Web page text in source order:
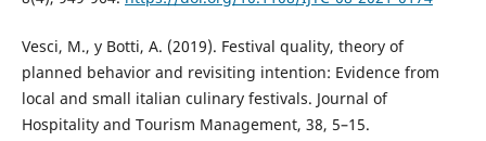
Vesci, M., y Botti, A. (2019). Festival quality, theory of
planned behavior and revisiting intention: Evidence from
local and small italian culinary festivals. Journal of
Hospitality and Tourism Management, 38, 5–15.